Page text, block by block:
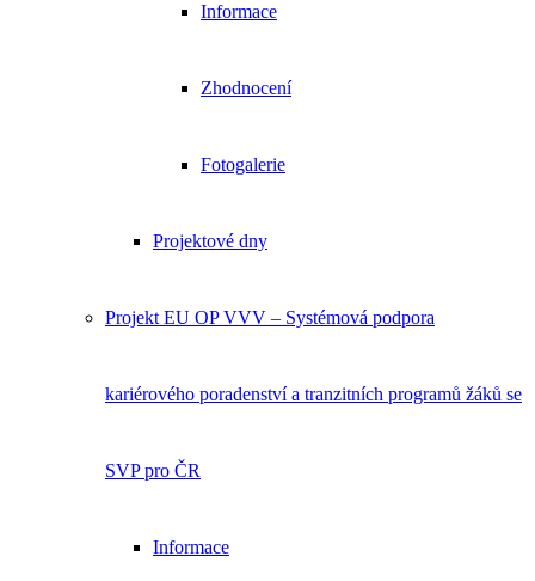
Informace
Zhodnocení
Fotogalerie
Projektové dny
Projekt EU OP VVV – Systémová podpora
kariérového poradenství a tranzitních programů žáků se
SVP pro ČR
Informace